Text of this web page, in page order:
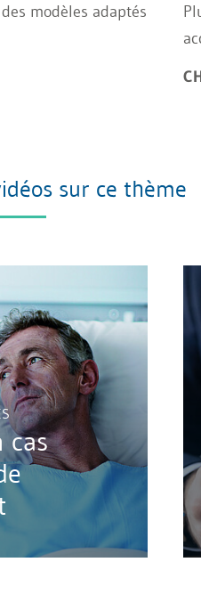
modèles adaptés
sur ce thème
cas